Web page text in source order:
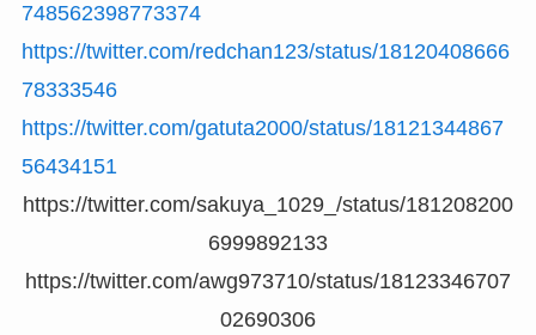
748562398773374
https://twitter.com/redchan123/status/18120408666
78333546
https://twitter.com/gatuta2000/status/18121344867
56434151
https://twitter.com/sakuya_1029_/status/181208200
6999892133
https://twitter.com/awg973710/status/18123346707
02690306